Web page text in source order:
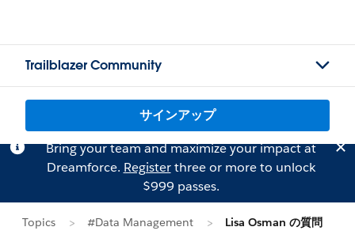
Trailblazer Community
サインアップ
Bring your team and maximize your impact at
Dreamforce. Registerthree or more to unlock
$999 passes.
Topics #Data Management Lisa Osman の質問